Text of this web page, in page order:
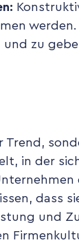
und zu
in der
dass
und